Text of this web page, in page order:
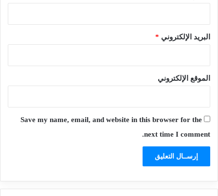
البريد الإلكتروني *
الموقع الإلكتروني
Save my name, email, and website in this browser for the
next time I comment.